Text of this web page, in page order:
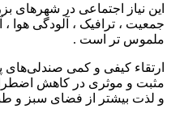
این نیاز اجتماعی در شهرهای
جمعیت ، ترافیک ، آلودگی
ملموس تر است .
ارتقاء کیفی و کمی صندلی‌های
مثبت و موثری در کاهش
و لذت بیشتر از فضای سبز و